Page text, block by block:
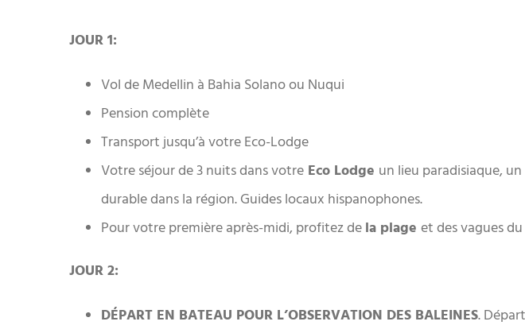
JOUR 1:
Vol de Medellin à Bahia Solano ou Nuqui
Pension complète
Transport jusqu’à votre Eco-Lodge
Votre séjour de 3 nuits dans votre Eco Lodge un lieu paradisiaque,
durable dans la région. Guides locaux hispanophones.
Pour votre première après-midi, profitez de la plage et des vagues
JOUR 2:
DÉPART EN BATEAU POUR L’OBSERVATION DES BALEINES.